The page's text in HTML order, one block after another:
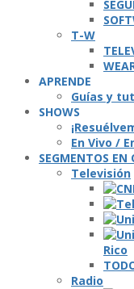
T-W
APRENDE
Guí­as y
SHOWS
En Vivo /
SEGMENTOS EN
Televisión
Rico
Radio